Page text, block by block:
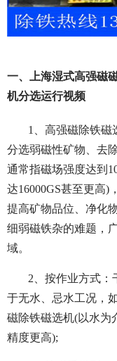
一、上海湿式高强磁
机分选运行视频
1、高强磁除铁磁
分选弱磁性矿物、去
通常指磁场强度达到
达16000GS甚至更高)
提高矿物品位、净化
细弱磁铁杂的难题，
域。
2、 按作业方式：
于无水、忌水工况，
磁除铁磁选机(以水为
精度更高);